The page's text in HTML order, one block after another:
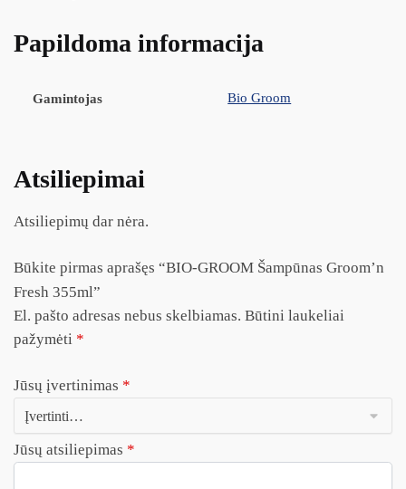
Papildoma informacija
Gamintojas Bio Groom
Atsiliepimai
Atsiliepimų dar nėra.
Būkite pirmas aprašęs “BIO-GROOM Šampūnas Groom’n
Fresh 355ml”
El. pašto adresas nebus skelbiamas. Būtini laukeliai
pažymėti *
Jūsų įvertinimas *
Jūsų atsiliepimas *